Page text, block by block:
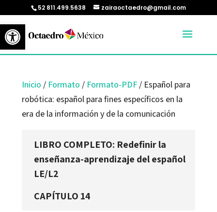
Abrir barra de herramientas
52 811.499.5638 zairaoctaedro@gmail.com
Inicio / Formato / Formato-PDF/ Español para
robótica: español para fines específicos en la
era de la información y de la comunicación
LIBRO COMPLETO: Redefinir la
enseñanza-aprendizaje del español
LE/L2
CAPÍTULO 14